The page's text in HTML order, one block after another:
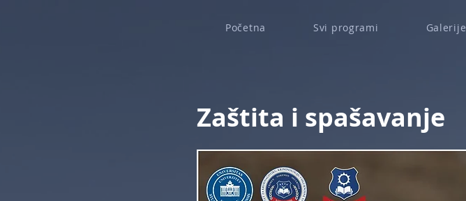
Početna Svi programi Galerije
Zaštita i spašavanje